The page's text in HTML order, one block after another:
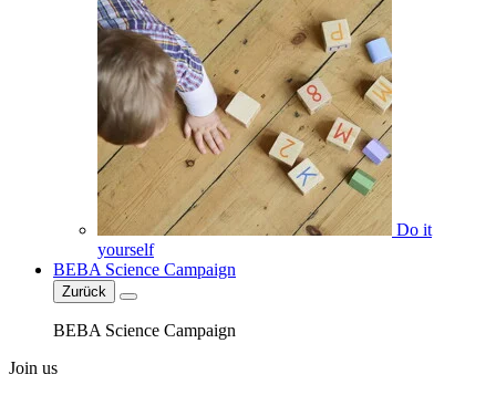
Do it
yourself
BEBA Science Campaign
Zurück
BEBA Science Campaign
Join us